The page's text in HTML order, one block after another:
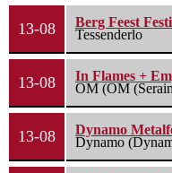
13-08
Berg Feest
Tessenderlo
13-08
In Flames +
OM (OM
13-08
Dynamo
Dynamo